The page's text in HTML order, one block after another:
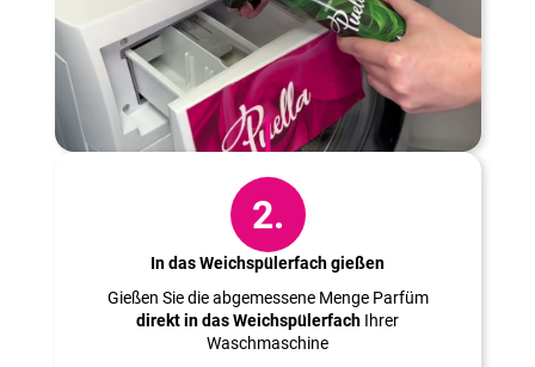
2.
In das Weichspülerfach gießen
Gießen Sie die abgemessene Menge Parfüm
direkt in das Weichspülerfach Ihrer
Waschmaschine